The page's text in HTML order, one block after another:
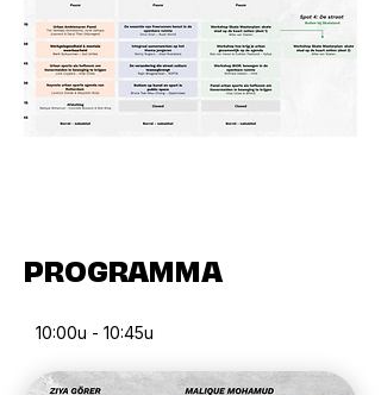
PROGRAMMA
10:00u - 10:45u